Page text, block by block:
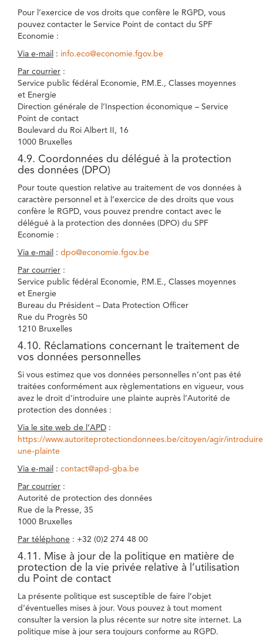
Pour l’exercice de vos droits que confère le RGPD, vous
pouvez contacter le Service Point de contact du SPF
Economie :
Via e-mail : info.eco@economie.fgov.be
Par courrier :
Service public fédéral Economie, P.M.E., Classes moyennes
et Energie
Direction générale de l’Inspection économique – Service
Point de contact
Boulevard du Roi Albert II, 16
1000 Bruxelles
4.9. Coordonnées du délégué à la protection
des données (DPO)
Pour toute question relative au traitement de vos données à
caractère personnel et à l’exercice de des droits que vous
confère le RGPD, vous pouvez prendre contact avec le
délégué à la protection des données (DPO) du SPF
Economie :
Via e-mail : dpo@economie.fgov.be
Par courrier :
Service public fédéral Economie, P.M.E., Classes moyennes
et Energie
Bureau du Président – Data Protection Officer
Rue du Progrès 50
1210 Bruxelles
4.10. Réclamations concernant le traitement de
vos données personnelles
Si vous estimez que vos données personnelles n’ont pas été
traitées conformément aux règlementations en vigueur, vous
avez le droit d’introduire une plainte auprès l’Autorité de
protection des données :
Via le site web de l’APD :
https://www.autoriteprotectiondonnees.be/citoyen/agir/
une-plainte
Via e-mail : contact@apd-gba.be
Par courrier :
Autorité de protection des données
Rue de la Presse, 35
1000 Bruxelles
Par téléphone : +32 (0)2 274 48 00
4.11. Mise à jour de la politique en matière de
protection de la vie privée relative à l’utilisation
du Point de contact
La présente politique est susceptible de faire l’objet
d’éventuelles mises à jour. Vous pouvez à tout moment
consulter la version la plus récente sur notre site internet. La
politique mise à jour sera toujours conforme au RGPD.